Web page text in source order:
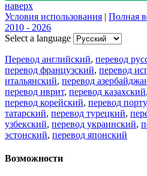
наверх
Условия использования | Полная
2010 - 2026
Select a language
Перевод английский, перевод
перевод французский, перевод
итальянский, перевод
перевод иврит, перевод казахский,
перевод корейский, перевод
татарский, перевод турецкий,
узбекский, перевод украинский,
эстонский, перевод японский
Возможности